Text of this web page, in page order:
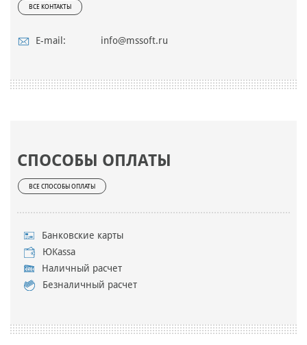
ВСЕ КОНТАКТЫ
E-mail: info@mssoft.ru
СПОСОБЫ ОПЛАТЫ
ВСЕ СПОСОБЫ ОПЛАТЫ
Банковские карты
ЮKassa
Наличный расчет
Безналичный расчет